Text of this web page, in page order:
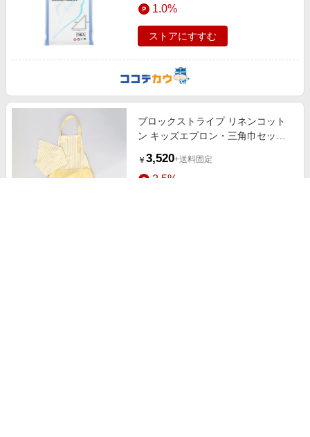
1.0%
ストアにすすむ
ブロックストライプ リネンコット
ン キッズエプロン・三角巾セット
￥ 3,520+送料固定
2.5%